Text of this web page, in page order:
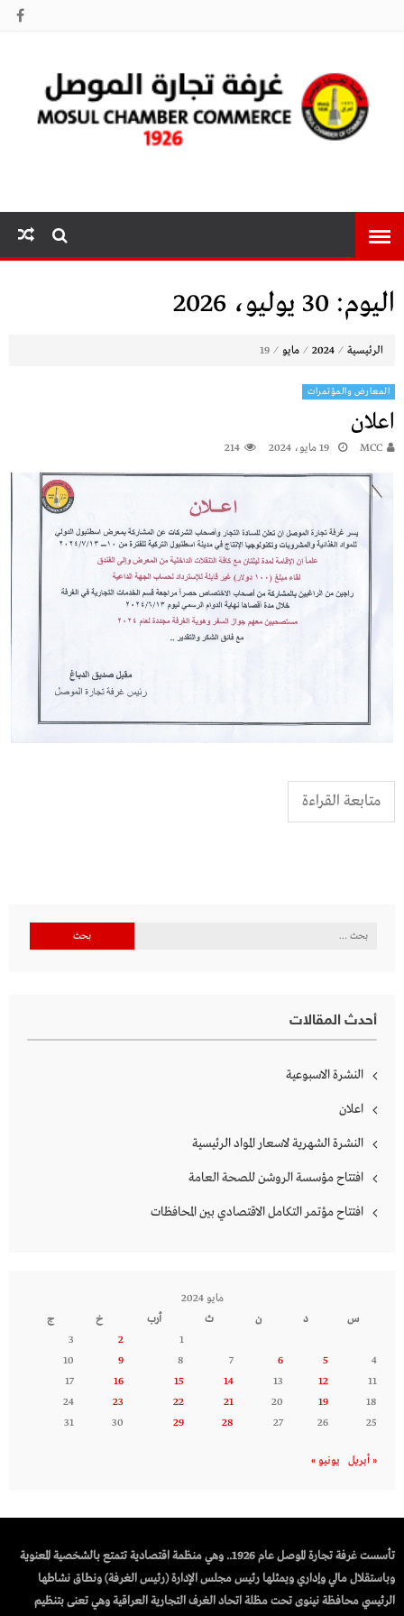
الموصل
اليوم: 30 يوليو، 2026
الرئيسية ⁄
2024
⁄ مايو ⁄
19
المعارض والمؤتمرات
اعلان
MCC 19 مايو، 2024 214
متابعة القراءة
البحث
أحدث المقالات
النشرة الاسبوعية
اعلان
النشرة الشهرية لاسعار المواد الرئيسية
افتتاح مؤسسة الروشن للصحة العامة
افتتاح مؤتمر التكامل الاقتصادي بين المحافظات
مايو 2024
س
د ن ث أرب خ
ج
1
2
3
4
5
6
7
8
9
10
11
12
13
14
15
16
17
18
19
20
21
22
23
24
25
26
27
28
29
30
31
« أبريل يونيو »
تأسست غرفة تجارة الموصل عام 1926.. وهي منظمة اقتصادية تتمتع بالشخصية المعنوية
وباستقلال مالي وإداري ويمثلها رئيس مجلس الإدارة (رئيس الغرفة) ونطاق نشاطها
الرئيسي محافظة نينوى تحت مظلة اتحاد الغرف التجارية العراقية وهي تعنى بتنظيم